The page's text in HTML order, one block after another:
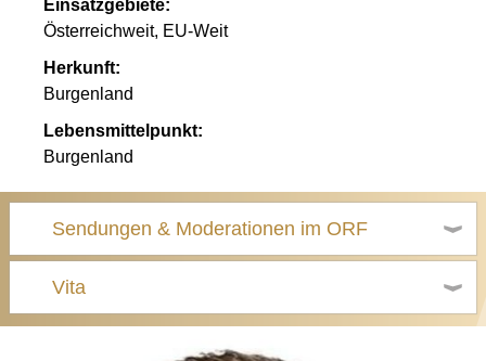
Einsatzgebiete:
Österreichweit, EU-Weit
Herkunft:
Burgenland
Lebensmittelpunkt:
Burgenland
Sendungen & Moderationen im ORF
Vita